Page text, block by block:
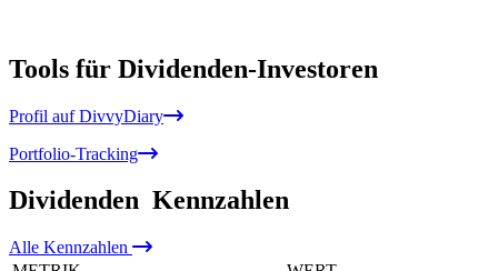
Tools für Dividenden-Investoren
Profil auf DivvyDiary
Portfolio-Tracking
Dividenden Kennzahlen
Alle Kennzahlen